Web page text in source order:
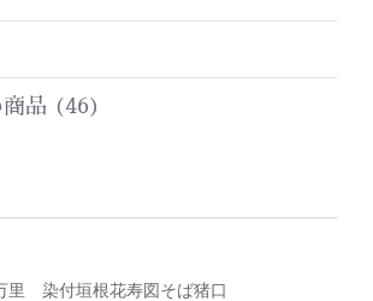
品 (46)
里 染付垣根花寿図そば猪口